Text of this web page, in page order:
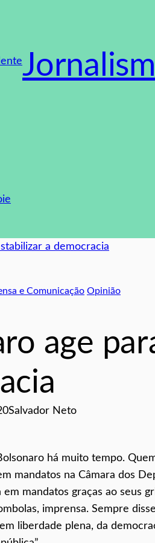
e Comunicação Opinião
age
Salvador Neto
há muito tempo.
mandatos na Câmara dos
mandatos graças ao seus
imprensa. Sempre
liberdade plena, da